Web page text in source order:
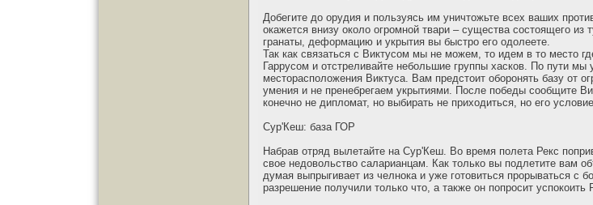
Добегите до орудия и пользуясь им уничтожьте всех ваших
окажется внизу около огромной твари – существа состоящего из
гранаты, деформацию и укрытия вы быстро его одолеете.
Так как связаться с Виктусом мы не можем, то идем в то место
Гаррусом и отстреливайте небольшие группы хасков. По пути
месторасположения Виктуса. Вам предстоит оборонять базу от
умения и не пренебрегаем укрытиями. После победы сообщите
конечно не дипломат, но выбирать не приходиться, но его
Сур'Кеш: база ГОР
Набрав отряд вылетайте на Сур'Кеш. Во время полета Рекс
свое недовольство саларианцам. Как только вы подлетите вам
думая выпрыгивает из челнока и уже готовиться прорываться с
разрешение получили только что, а также он попросит успокоить